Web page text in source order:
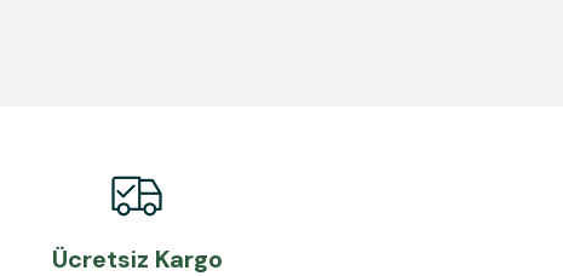
Ücretsiz Kargo